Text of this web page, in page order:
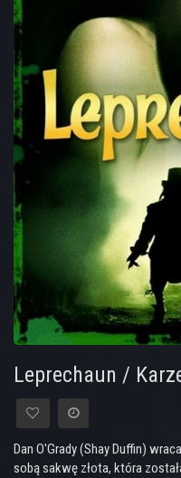
Leprechaun /
Dan O'Grady (Shay Duffin)
sobą sakwę złota, która